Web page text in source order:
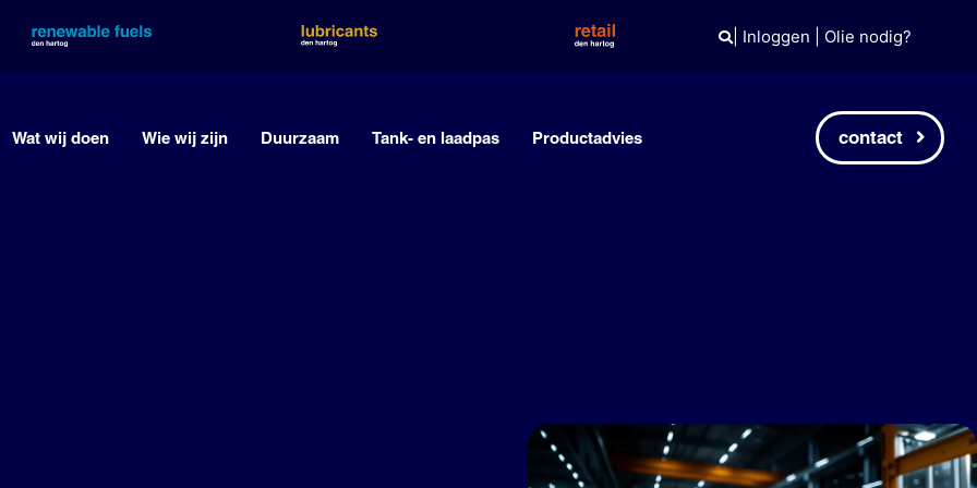
| Inloggen Olie nodig?
Wat wij doen Wie wij zijn Duurzaam Tank- en laadpas Productadvies contact